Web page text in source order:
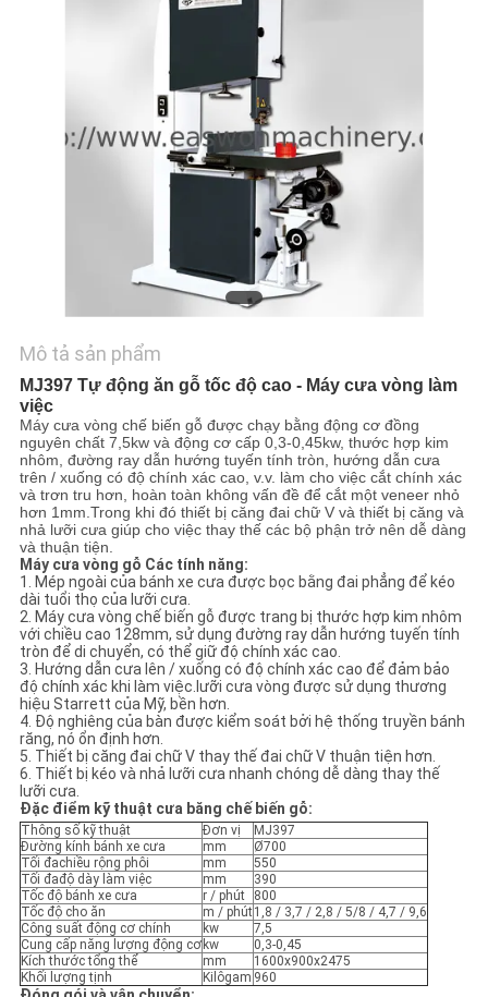
SƠ
ĐỒ
TRANG
WEB
PRIVACY
POLICY
Mô tả sản phẩm
MJ397 Tự động ăn gỗ tốc độ cao - Máy cưa vòng làm
việc
Máy cưa vòng chế biến gỗ được chạy bằng động cơ đồng
nguyên chất 7,5kw và động cơ cấp 0,3-0,45kw, thước hợp kim
nhôm, đường ray dẫn hướng tuyến tính tròn, hướng dẫn cưa
trên / xuống có độ chính xác cao, v.v. làm cho việc cắt chính xác
và trơn tru hơn, hoàn toàn không vấn đề để cắt một veneer nhỏ
hơn 1mm.Trong khi đó thiết bị căng đai chữ V và thiết bị căng và
nhả lưỡi cưa giúp cho việc thay thế các bộ phận trở nên dễ dàng
và thuận tiện.
Máy cưa vòng gỗ Các tính năng:
1. Mép ngoài của bánh xe cưa được bọc bằng đai phẳng để kéo
dài tuổi thọ của lưỡi cưa.
2. Máy cưa vòng chế biến gỗ được trang bị thước hợp kim nhôm
với chiều cao 128mm, sử dụng đường ray dẫn hướng tuyến tính
tròn để di chuyển, có thể giữ độ chính xác cao.
3. Hướng dẫn cưa lên / xuống có độ chính xác cao để đảm bảo
độ chính xác khi làm việc.lưỡi cưa vòng được sử dụng thương
hiệu Starrett của Mỹ, bền hơn.
4. Độ nghiêng của bàn được kiểm soát bởi hệ thống truyền bánh
răng, nó ổn định hơn.
5. Thiết bị căng đai chữ V thay thế đai chữ V thuận tiện hơn.
6. Thiết bị kéo và nhả lưỡi cưa nhanh chóng dễ dàng thay thế
lưỡi cưa.
Đặc điểm kỹ thuật cưa băng chế biến gỗ:
Thông số kỹ thuật Đơn vị
MJ397
Đường kính bánh xe cưa
mm
Ø700
Tối đachiều rộng phôi
mm
550
Tối đađộ dày làm việc
mm
390
Tốc độ bánh xe cưa
r / phút
800
Tốc độ cho ăn
m / phút1,8 / 3,7 / 2,8 / 5/8 / 4,7 / 9,6
Công suất động cơ chính
kw
7,5
Cung cấp năng lượng động cơ kw
0,3-0,45
Kích thước tổng thể
mm
1600x900x2475
Khối lượng tịnh
Kilôgam 960